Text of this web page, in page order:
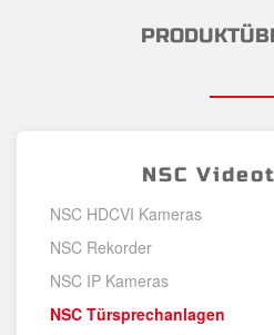
NSC
NSC HDCVI Kameras
NSC Rekorder
NSC IP Kameras
NSC Türsprechanlagen